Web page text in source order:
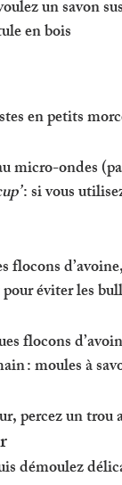
un savon
en bois
en petits
micro-ondes
: si vous
éviter les
flocons
: moules à
percez un
démoulez